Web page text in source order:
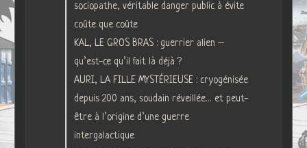
sociopathe, véritable danger public à évite
coûte que coûte
KAL, LE GROS BRAS : guerrier alien –
qu’est-ce qu’il fait là déjà ?
AURI, LA FILLE MYSTÉRIEUSE : cryogénisée
depuis 200 ans, soudain réveillée… et peut-
être à l’origine d’une guerre
intergalactique